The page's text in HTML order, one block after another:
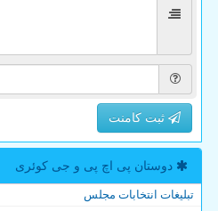
ثبت کامنت
دوستان پی اچ پی و جی كوئری
تبلیغات انتخابات مجلس